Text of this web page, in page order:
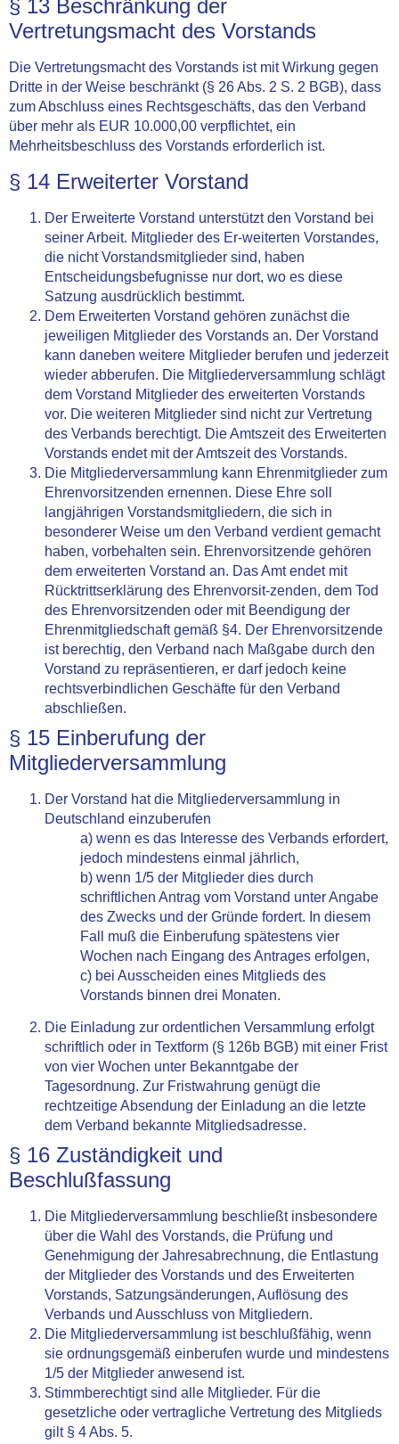
§ 13 Beschränkung der
Vertretungsmacht des Vorstands
Die Vertretungsmacht des Vorstands ist mit Wirkung gegen
Dritte in der Weise beschränkt (§ 26 Abs. 2 S. 2 BGB), dass
zum Abschluss eines Rechtsgeschäfts, das den Verband
über mehr als EUR 10.000,00 verpflichtet, ein
Mehrheitsbeschluss des Vorstands erforderlich ist.
§ 14 Erweiterter Vorstand
Der Erweiterte Vorstand unterstützt den Vorstand bei
seiner Arbeit. Mitglieder des Er-weiterten Vorstandes,
die nicht Vorstandsmitglieder sind, haben
Entscheidungsbefugnisse nur dort, wo es diese
Satzung ausdrücklich bestimmt.
Dem Erweiterten Vorstand gehören zunächst die
jeweiligen Mitglieder des Vorstands an. Der Vorstand
kann daneben weitere Mitglieder berufen und jederzeit
wieder abberufen. Die Mitgliederversammlung schlägt
dem Vorstand Mitglieder des erweiterten Vorstands
vor. Die weiteren Mitglieder sind nicht zur Vertretung
des Verbands berechtigt. Die Amtszeit des Erweiterten
Vorstands endet mit der Amtszeit des Vorstands.
Die Mitgliederversammlung kann Ehrenmitglieder zum
Ehrenvorsitzenden ernennen. Diese Ehre soll
langjährigen Vorstandsmitgliedern, die sich in
besonderer Weise um den Verband verdient gemacht
haben, vorbehalten sein. Ehrenvorsitzende gehören
dem erweiterten Vorstand an. Das Amt endet mit
Rücktrittserklärung des Ehrenvorsit-zenden, dem Tod
des Ehrenvorsitzenden oder mit Beendigung der
Ehrenmitgliedschaft gemäß §4. Der Ehrenvorsitzende
ist berechtig, den Verband nach Maßgabe durch den
Vorstand zu repräsentieren, er darf jedoch keine
rechtsverbindlichen Geschäfte für den Verband
abschließen.
§ 15 Einberufung der
Mitgliederversammlung
Der Vorstand hat die Mitgliederversammlung in
Deutschland einzuberufen
a) wenn es das Interesse des Verbands erfordert,
jedoch mindestens einmal jährlich,
b) wenn 1/5 der Mitglieder dies durch
schriftlichen Antrag vom Vorstand unter Angabe
des Zwecks und der Gründe fordert. In diesem
Fall muß die Einberufung spätestens vier
Wochen nach Eingang des Antrages erfolgen,
c) bei Ausscheiden eines Mitglieds des
Vorstands binnen drei Monaten.
Die Einladung zur ordentlichen Versammlung erfolgt
schriftlich oder in Textform (§ 126b BGB) mit einer Frist
von vier Wochen unter Bekanntgabe der
Tagesordnung. Zur Fristwahrung genügt die
rechtzeitige Absendung der Einladung an die letzte
dem Verband bekannte Mitgliedsadresse.
§ 16 Zuständigkeit und
Beschlußfassung
Die Mitgliederversammlung beschließt insbesondere
über die Wahl des Vorstands, die Prüfung und
Genehmigung der Jahresabrechnung, die Entlastung
der Mitglieder des Vorstands und des Erweiterten
Vorstands, Satzungsänderungen, Auflösung des
Verbands und Ausschluss von Mitgliedern.
Die Mitgliederversammlung ist beschlußfähig, wenn
sie ordnungsgemäß einberufen wurde und mindestens
1/5 der Mitglieder anwesend ist.
Stimmberechtigt sind alle Mitglieder. Für die
gesetzliche oder vertragliche Vertretung des Mitglieds
gilt § 4 Abs. 5.